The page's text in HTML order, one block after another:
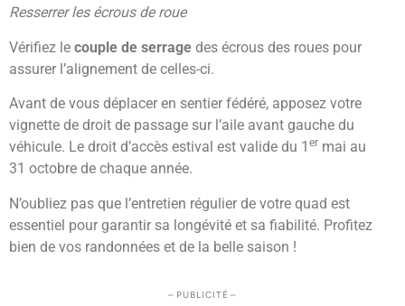
Resserrer les écrous de roue
Vérifiez le couple de serrage des écrous des roues pour
assurer l’alignement de celles-ci.
Avant de vous déplacer en sentier fédéré, apposez votre
vignette de droit de passage sur l’aile avant gauche du
véhicule. Le droit d’accès estival est valide du 1 er mai au
31 octobre de chaque année.
N’oubliez pas que l’entretien régulier de votre quad est
essentiel pour garantir sa longévité et sa fiabilité. Profitez
bien de vos randonnées et de la belle saison !
– PUBLICITÉ –